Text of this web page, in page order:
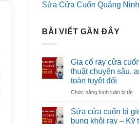
Sửa Cửa Cuốn Quảng Ninh
BÀI VIẾT GẦN ĐÂY
Gia cố ray cửa
thuật chuyên sâu,
toàn tuyệt đối
Chức năng bình luận bị tắtở
cố
Sửa cửa cuốn bị
bung khỏi ray – Kỹ